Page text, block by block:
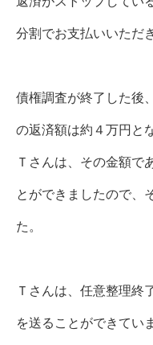
分割でお支払いいただ
債権調査が終了した後
の返済額は約４万円と
Ｔさんは、その金額で
とができましたので、
た。
Ｔさんは、任意整理終
を送ることができてい